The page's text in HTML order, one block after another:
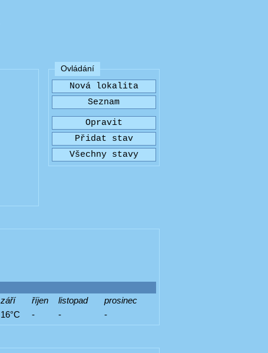
Ovládání
září říjen listopad
prosinec
16°C - - -